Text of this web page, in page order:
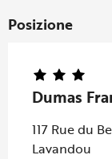
Posizione
Dumas
117 Rue du
Lavandou